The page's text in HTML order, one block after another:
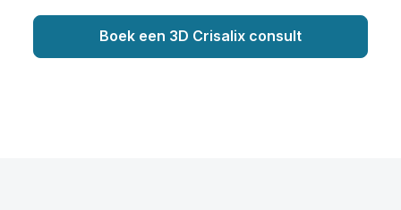
Boek een 3D Crisalix consult